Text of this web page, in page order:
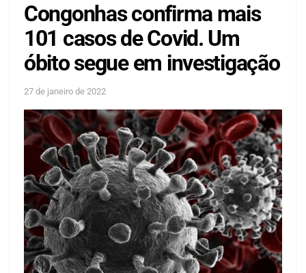
Congonhas confirma mais
101 casos de Covid. Um
óbito segue em investigação
27 de janeiro de 2022